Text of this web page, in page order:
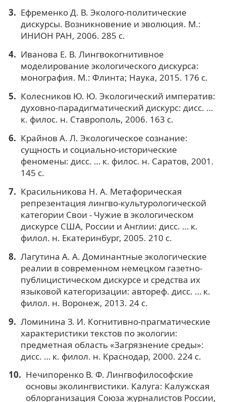
Ефременко Д. В. Эколого-политические
дискурсы. Возникновение и эволюция. М.:
ИНИОН РАН, 2006. 285 с.
Иванова Е. В. Лингвокогнитивное
моделирование экологического дискурса:
монография. М.: Флинта; Наука, 2015. 176 с.
Колесников Ю. Ю. Экологический императив:
духовно-парадигматический дискурс: дисс. …
к. филос. н. Ставрополь, 2006. 163 с.
Крайнов А. Л. Экологическое сознание:
сущность и социально-исторические
феномены: дисс. … к. филос. н. Саратов, 2001.
145 с.
Красильникова Н. А. Метафорическая
репрезентация лингво-культурологической
категории Свои - Чужие в экологическом
дискурсе США, России и Англии: дисс. … к.
филол. н. Екатеринбург, 2005. 210 с.
Лагутина А. А. Доминантные экологические
реалии в современном немецком газетно-
публицистическом дискурсе и средства их
языковой категоризации: автореф. дисс. … к.
филол. н. Воронеж, 2013. 24 с.
Ломинина З. И. Когнитивно-прагматические
характеристики текстов по экологии:
предметная область «Загрязнение среды»:
дисс. … к. филол. н. Краснодар, 2000. 224 с.
Нечипоренко В. Ф. Лингвофилософские
основы эколингвистики. Калуга: Калужская
облорганизация Союза журналистов России,